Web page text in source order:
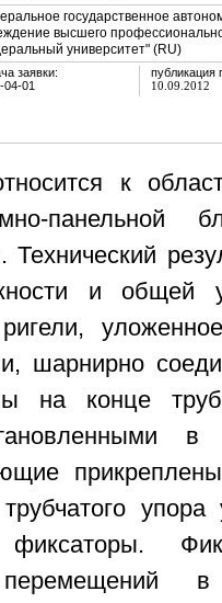
государственное
высшего
университет" (RU)
заявки:
04-01
публикация
10.09.2012
к
панельной
Технический
и общей
шарнирно
на конце
фиксаторы.
перемещений в